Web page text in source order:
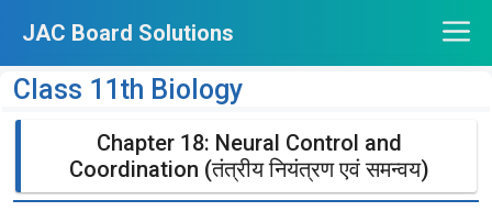
content
JAC Board Solutions
Class 11th Biology
Chapter 18: Neural Control and
Coordination (तंत्रीय नियंत्रण एवं समन्वय)